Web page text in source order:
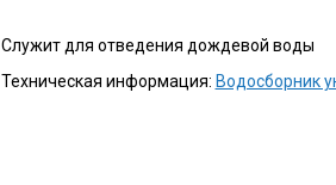
Служит для отведения дождевой воды
Техническая информация: Водосборник